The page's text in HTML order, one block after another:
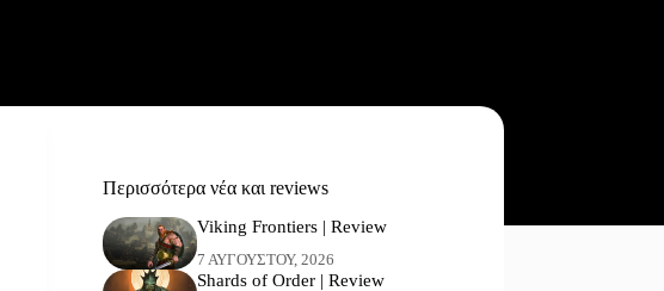
Περισσότερα νέα και reviews
Viking Frontiers | Review
7 ΑΥΓΟΎΣΤΟΥ, 2026
Shards of Order | Review